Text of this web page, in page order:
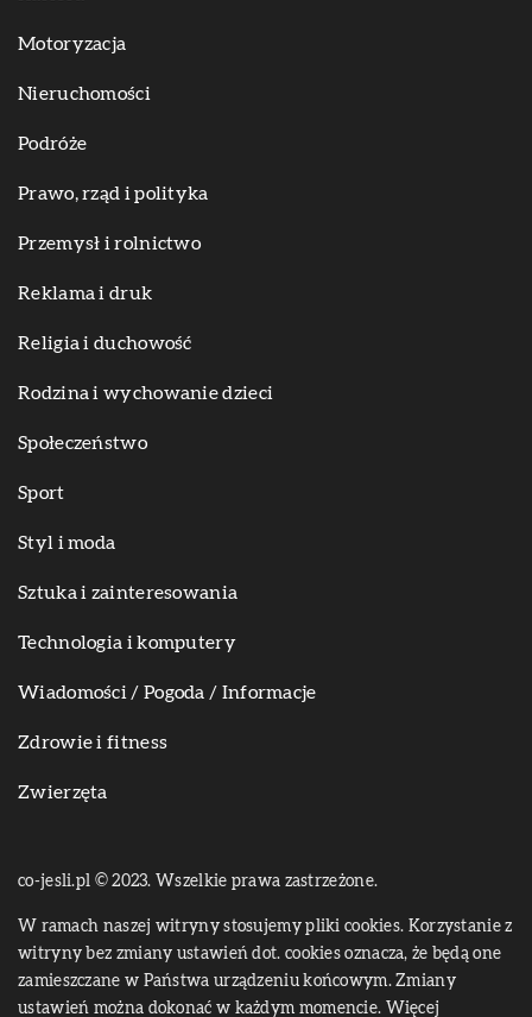
Motoryzacja
Nieruchomości
Podróże
Prawo, rząd i polityka
Przemysł i rolnictwo
Reklama i druk
Religia i duchowość
Rodzina i wychowanie dzieci
Społeczeństwo
Sport
Styl i moda
Sztuka i zainteresowania
Technologia i komputery
Wiadomości / Pogoda / Informacje
Zdrowie i fitness
Zwierzęta
co-jesli.pl © 2023. Wszelkie prawa zastrzeżone.
W ramach naszej witryny stosujemy pliki cookies. Korzystanie z
witryny bez zmiany ustawień dot. cookies oznacza, że będą one
zamieszczane w Państwa urządzeniu końcowym. Zmiany
ustawień można dokonać w każdym momencie. Więcej